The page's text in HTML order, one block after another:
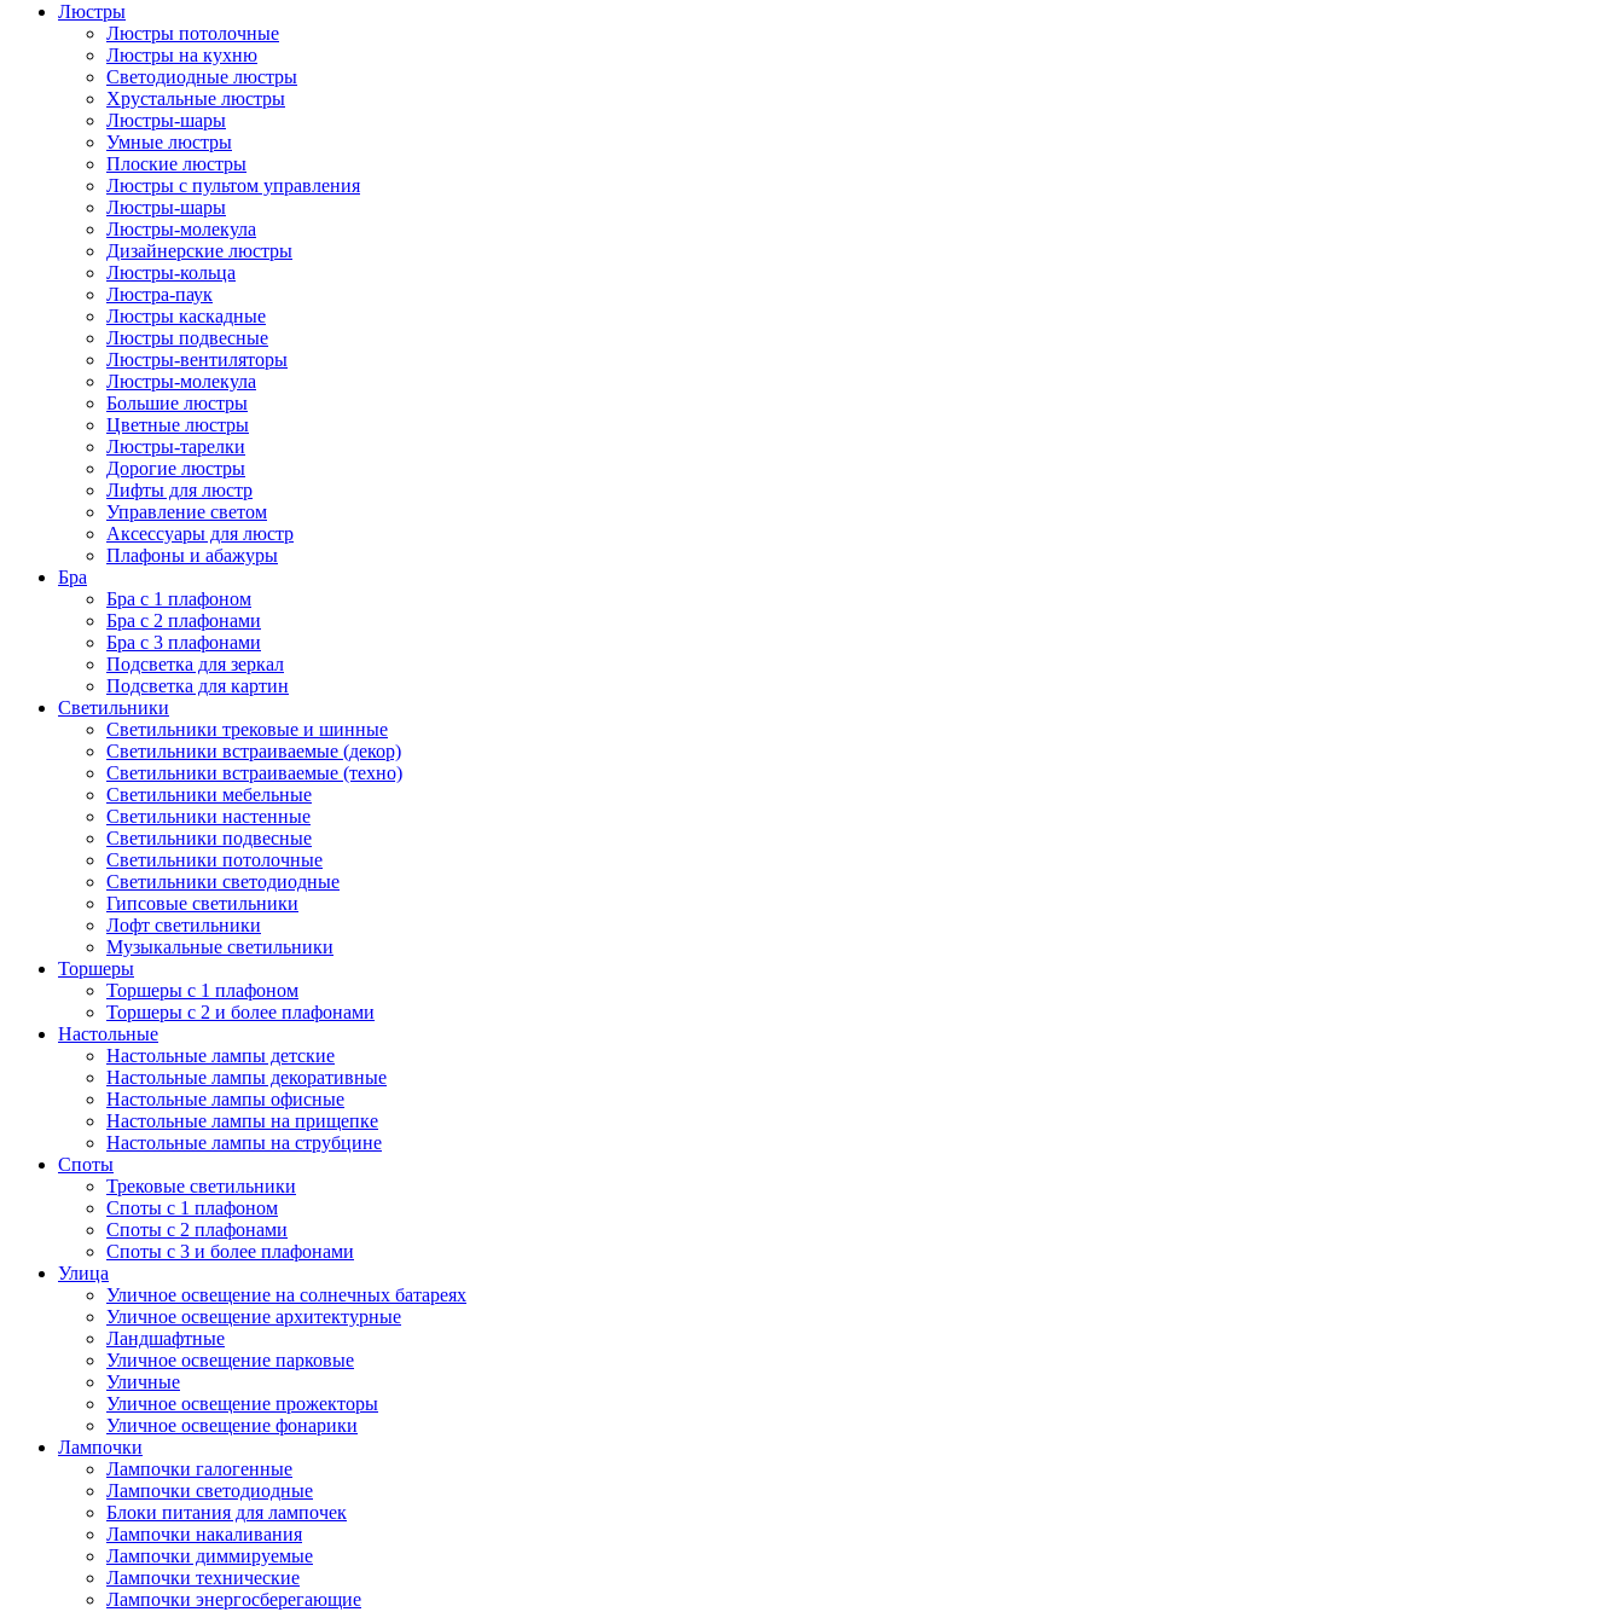
Люстры
Люстры потолочные
Люстры на кухню
Светодиодные люстры
Хрустальные люстры
Люстры-шары
Умные люстры
Плоские люстры
Люстры с пультом управления
Люстры-шары
Люстры-молекула
Дизайнерские люстры
Люстры-кольца
Люстра-паук
Люстры каскадные
Люстры подвесные
Люстры-вентиляторы
Люстры-молекула
Большие люстры
Цветные люстры
Люстры-тарелки
Дорогие люстры
Лифты для люстр
Управление светом
Аксессуары для люстр
Плафоны и абажуры
Бра
Бра с 1 плафоном
Бра с 2 плафонами
Бра с 3 плафонами
Подсветка для зеркал
Подсветка для картин
Светильники
Светильники трековые и шинные
Светильники встраиваемые (декор)
Светильники встраиваемые (техно)
Светильники мебельные
Светильники настенные
Светильники подвесные
Светильники потолочные
Светильники светодиодные
Гипсовые светильники
Лофт светильники
Музыкальные светильники
Торшеры
Торшеры с 1 плафоном
Торшеры с 2 и более плафонами
Настольные
Настольные лампы детские
Настольные лампы декоративные
Настольные лампы офисные
Настольные лампы на прищепке
Настольные лампы на струбцине
Споты
Трековые светильники
Споты с 1 плафоном
Споты с 2 плафонами
Споты с 3 и более плафонами
Улица
Уличное освещение на солнечных батареях
Уличное освещение архитектурные
Ландшафтные
Уличное освещение парковые
Уличные
Уличное освещение прожекторы
Уличное освещение фонарики
Лампочки
Лампочки галогенные
Лампочки светодиодные
Блоки питания для лампочек
Лампочки накаливания
Лампочки диммируемые
Лампочки технические
Лампочки энергосберегающие